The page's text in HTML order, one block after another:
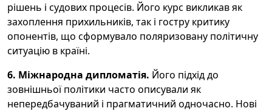
рішень і судових процесів. Його курс викликав як
захоплення прихильників, так і гостру критику
опонентів, що сформувало поляризовану політичну
ситуацію в країні.
6. Міжнародна дипломатія. Його підхід до
зовнішньої політики часто описували як
непередбачуваний і прагматичний одночасно. Нові